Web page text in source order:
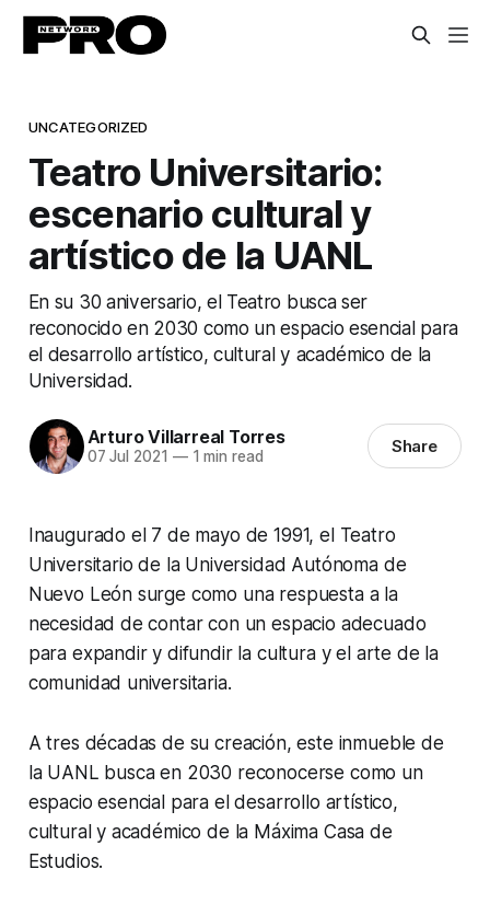
UNCATEGORIZED
Teatro Universitario:
escenario cultural y
artístico de la UANL
En su 30 aniversario, el Teatro busca ser
reconocido en 2030 como un espacio esencial para
el desarrollo artístico, cultural y académico de la
Universidad.
Arturo Villarreal Torres
07 Jul 2021 —1 min read Share
Inaugurado el 7 de mayo de 1991, el Teatro
Universitario de la Universidad Autónoma de
Nuevo León surge como una respuesta a la
necesidad de contar con un espacio adecuado
para expandir y difundir la cultura y el arte de la
comunidad universitaria.
A tres décadas de su creación, este inmueble de
la UANL busca en 2030 reconocerse como un
espacio esencial para el desarrollo artístico,
cultural y académico de la Máxima Casa de
Estudios.